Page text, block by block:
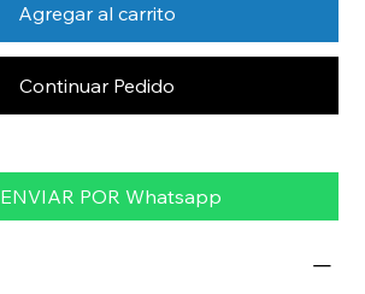
Agregar al carrito
Continuar Pedido
ENVIAR POR Whatsapp